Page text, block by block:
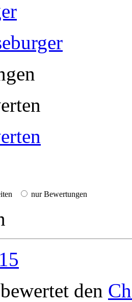
nur Bewertungen
bewertet den